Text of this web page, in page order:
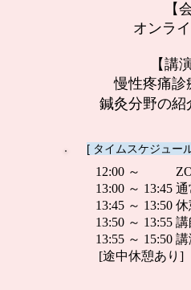
【
オンラ
【講
慢性疼痛診
鍼灸分野の紹
12:00 ～
13:00 ～ 13:45
13:45 ～ 13:50
13:50 ～ 13:55
13:55 ～ 15:50
[途中休憩あり]
[ タイムスケジュー